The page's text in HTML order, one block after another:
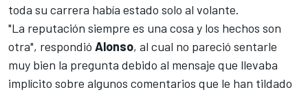
toda su carrera había estado solo al volante.
"La reputación siempre es una cosa y los hechos son
otra", respondió Alonso, al cual no pareció sentarle
muy bien la pregunta debido al mensaje que llevaba
implícito sobre algunos comentarios que le han tildado